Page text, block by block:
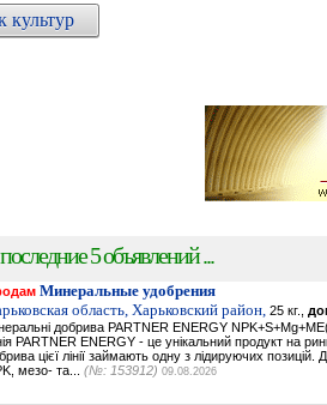
культур
5 объявлений ...
Минеральные удобрения
область, Харьковский район, 25 кг.,
добрива PARTNER ENERGY
PARTNER ENERGY - це унікальний продукт на
цієї лінії займають одну з лідируючих
мезо- та... (№: 153912) 09.08.2026